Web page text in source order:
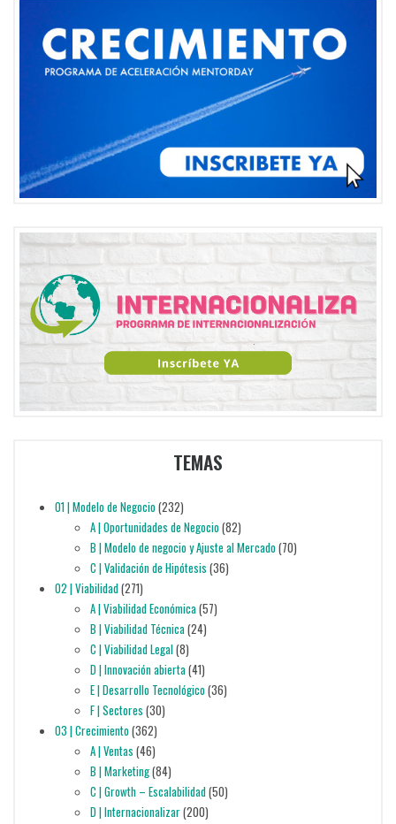
TEMAS
01 | Modelo de Negocio(232)
A | Oportunidades de Negocio(82)
B | Modelo de negocio y Ajuste al Mercado(70)
C | Validación de Hipótesis (36)
02 | Viabilidad(271)
A | Viabilidad Económica(57)
B | Viabilidad Técnica(24)
C | Viabilidad Legal(8)
D | Innovación abierta(41)
E | Desarrollo Tecnológico(36)
F | Sectores (30)
03 | Crecimiento(362)
A | Ventas (46)
B | Marketing(84)
C | Growth – Escalabilidad(50)
D | Internacionalizar(200)